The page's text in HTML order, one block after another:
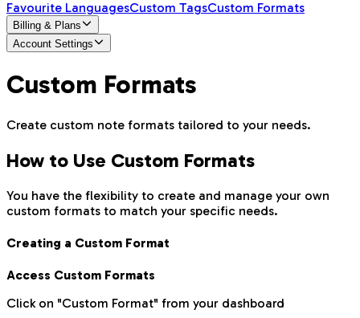
Favourite LanguagesCustom TagsCustom Formats
Billing & Plans
Account Settings
Custom Formats
Create custom note formats tailored to your needs.
How to Use Custom Formats
You have the flexibility to create and manage your own
custom formats to match your specific needs.
Creating a Custom Format
Access Custom Formats
Click on "Custom Format" from your dashboard